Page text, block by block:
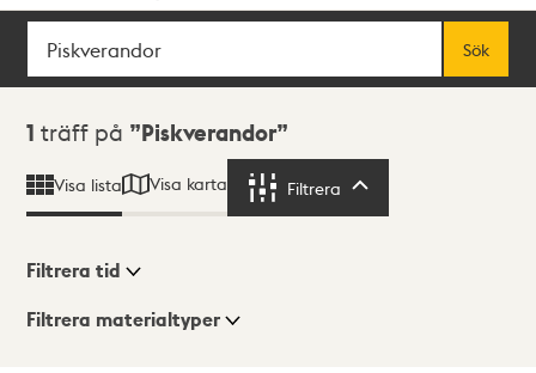
Sök
Sök
Sökresultat
1 träff på Piskverandor
Visa lista Visa karta Filtrera
Visningsläge
Filtrera tid
Filtrera materialtyper